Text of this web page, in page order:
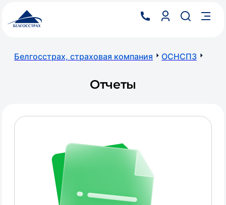
Белгосстрах, страховая компания ОСНСПЗ
Отчеты